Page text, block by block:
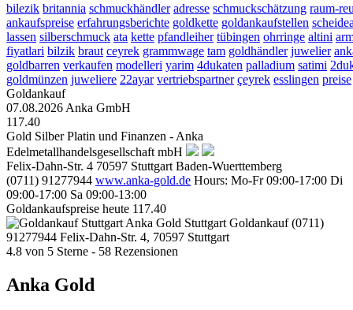
bilezik britannia schmuckhändler adresse schmuckschätzung raum-
ankaufspreise erfahrungsberichte goldkette goldankaufstellen
lassen silberschmuck ata kette pfandleiher tübingen ohrringe altini
fiyatlari bilzik braut ceyrek grammwage tam goldhändler juwelier
goldbarren verkaufen modelleri yarim 4dukaten palladium satimi
goldmünzen juweliere 22ayar vertriebspartner çeyrek esslingen preise
Goldankauf
07.08.2026 Anka GmbH
117.40
Gold Silber Platin und Finanzen - Anka
Edelmetallhandelsgesellschaft mbH
Felix-Dahn-Str. 4 70597 Stuttgart Baden-Wuerttemberg
(0711) 91277944 www.anka-gold.de Hours: Mo-Fr 09:00-17:00 Di
09:00-17:00 Sa 09:00-13:00
Goldankaufspreise heute 117.40
Anka Gold Stuttgart Goldankauf (0711)
91277944 Felix-Dahn-Str. 4, 70597 Stuttgart
4.8 von 5 Sterne - 58 Rezensionen
Anka Gold